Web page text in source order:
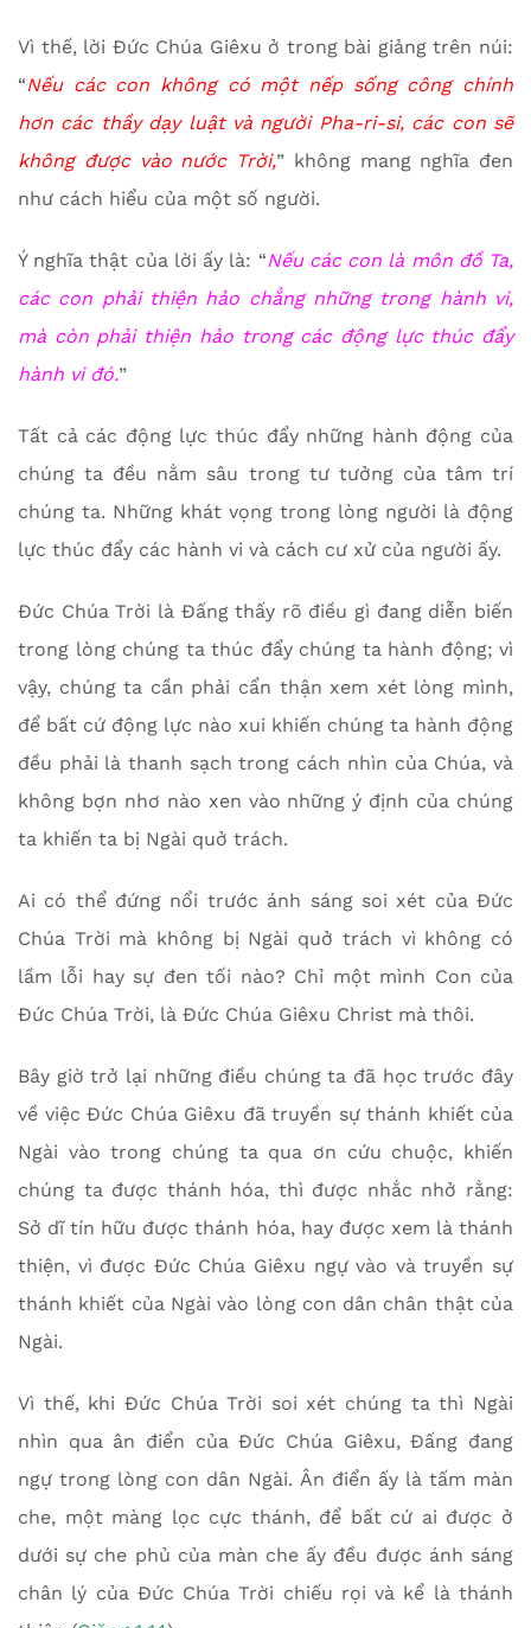
Vì thế, lời Đức Chúa Giêxu ở trong bài giảng trên núi:
“Nếu các con không có một nếp sống công chính
hơn các thầy dạy luật và người Pha-ri-si, các con sẽ
không được vào nước Trời,” không mang nghĩa đen
như cách hiểu của một số người.
Ý nghĩa thật của lời ấy là: “Nếu các con là môn đồ Ta,
các con phải thiện hảo chẳng những trong hành vi,
mà còn phải thiện hảo trong các động lực thúc đẩy
hành vi đó.”
Tất cả các động lực thúc đẩy những hành động của
chúng ta đều nằm sâu trong tư tưởng của tâm trí
chúng ta. Những khát vọng trong lòng người là động
lực thúc đẩy các hành vi và cách cư xử của người ấy.
Đức Chúa Trời là Đấng thấy rõ điều gì đang diễn biến
trong lòng chúng ta thúc đẩy chúng ta hành động; vì
vậy, chúng ta cần phải cẩn thận xem xét lòng mình,
để bất cứ động lực nào xui khiến chúng ta hành động
đều phải là thanh sạch trong cách nhìn của Chúa, và
không bợn nhơ nào xen vào những ý định của chúng
ta khiến ta bị Ngài quở trách.
Ai có thể đứng nổi trước ánh sáng soi xét của Đức
Chúa Trời mà không bị Ngài quở trách vì không có
lầm lỗi hay sự đen tối nào? Chỉ một mình Con của
Đức Chúa Trời, là Đức Chúa Giêxu Christ mà thôi.
Bây giờ trở lại những điều chúng ta đã học trước đây
về việc Đức Chúa Giêxu đã truyền sự thánh khiết của
Ngài vào trong chúng ta qua ơn cứu chuộc, khiến
chúng ta được thánh hóa, thì được nhắc nhở rằng:
Sở dĩ tín hữu được thánh hóa, hay được xem là thánh
thiện, vì được Đức Chúa Giêxu ngự vào và truyền sự
thánh khiết của Ngài vào lòng con dân chân thật của
Ngài.
Vì thế, khi Đức Chúa Trời soi xét chúng ta thì Ngài
nhìn qua ân điển của Đức Chúa Giêxu, Đấng đang
ngự trong lòng con dân Ngài. Ân điển ấy là tấm màn
che, một màng lọc cực thánh, để bất cứ ai được ở
dưới sự che phủ của màn che ấy đều được ánh sáng
chân lý của Đức Chúa Trời chiếu rọi và kể là thánh